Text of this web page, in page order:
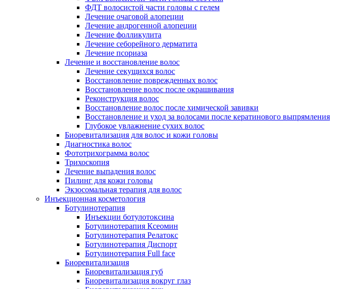
ФДТ волосистой части головы с гелем
Лечение очаговой алопеции
Лечение андрогенной алопеции
Лечение фолликулита
Лечение себорейного дерматита
Лечение псориаза
Лечение и восстановление волос
Лечение секущихся волос
Восстановление поврежденных волос
Восстановление волос после окрашивания
Реконструкция волос
Восстановление волос после химической завивки
Восстановление и уход за волосами после кератинового выпрямления
Глубокое увлажнение сухих волос
Биоревитализация для волос и кожи головы
Диагностика волос
Фототрихограмма волос
Трихоскопия
Лечение выпадения волос
Пилинг для кожи головы
Экзосомальная терапия для волос
Инъекционная косметология
Ботулинотерапия
Инъекции ботулотоксина
Ботулинотерапия Ксеомин
Ботулинотерапия Релатокс
Ботулинотерапия Диспорт
Ботулинотерапия Full face
Биоревитализация
Биоревитализация губ
Биоревитализация вокруг глаз